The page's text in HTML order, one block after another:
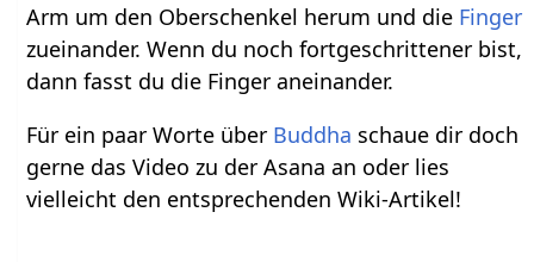
Arm um den Oberschenkel herum und die Finger
zueinander. Wenn du noch fortgeschrittener bist,
dann fasst du die Finger aneinander.
Für ein paar Worte über Buddha schaue dir doch
gerne das Video zu der Asana an oder lies
vielleicht den entsprechenden Wiki-Artikel!